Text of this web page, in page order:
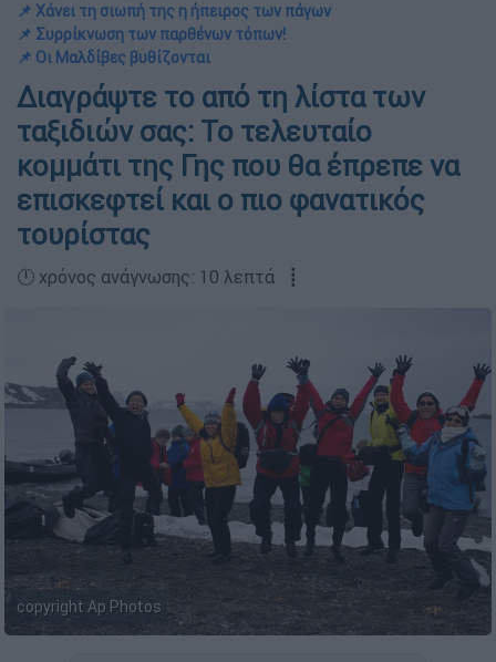
📌 Χάνει τη σιωπή της η ήπειρος των πάγων
📌 Συρρίκνωση των παρθένων τόπων!
📌 Οι Μαλδίβες βυθίζονται
Διαγράψτε το από τη λίστα των
ταξιδιών σας: Το τελευταίο
κομμάτι της Γης που θα έπρεπε να
επισκεφτεί και ο πιο φανατικός
τουρίστας
🕛 χρόνος ανάγνωσης: 10 λεπτά ┋
copyright Ap Photos